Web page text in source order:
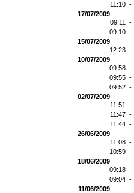
11:10 -
17/07/2009
09:11 -
09:10 -
15/07/2009
12:23 -
10/07/2009
09:58 -
09:55 -
09:52 -
02/07/2009
11:51 -
11:47 -
11:44 -
26/06/2009
11:08 -
10:59 -
18/06/2009
09:18 -
09:04 -
11/06/2009